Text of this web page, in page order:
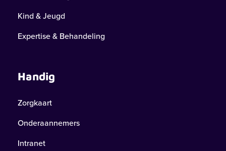
Kind & Jeugd
Expertise & Behandeling
Handig
Zorgkaart
Onderaannemers
Intranet